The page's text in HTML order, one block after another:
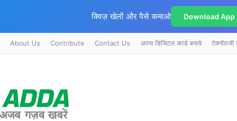
क्विज़ खेलों और पैसे कमाओ Download App
About Us Contribute Contact Us अपना डिजिटल कार्ड बनाये टेक्नॉलजी